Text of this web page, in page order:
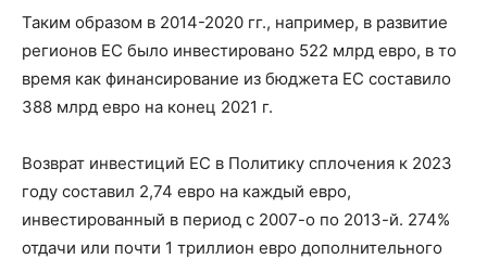
Таким образом в 2014-2020 гг., например, в развитие
регионов ЕС было инвестировано 522 млрд евро, в то
время как финансирование из бюджета ЕС составило
388 млрд евро на конец 2021 г.
Возврат инвестиций ЕС в Политику сплочения к 2023
году составил 2,74 евро на каждый евро,
инвестированный в период с 2007-о по 2013-й. 274%
отдачи или почти 1 триллион евро дополнительного